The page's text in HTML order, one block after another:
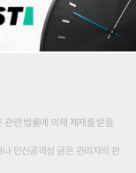
련 법률에 의해 제재를 받을
인신공격성 글은 관리자의 판